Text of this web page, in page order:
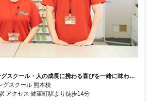
スクール・人の成長に携わる喜びを一緒に味わい
グスクール 熊本校
最寄り駅 健軍町駅 アクセス 健軍町駅より徒歩14分